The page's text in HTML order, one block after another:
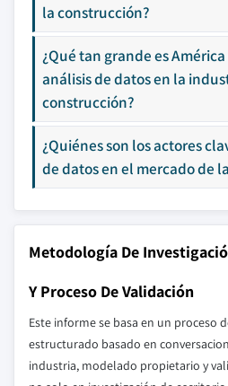
la construcción?
¿Qué tan grande es
análisis de datos en la
construcción?
¿Quiénes son los actores
de datos en el mercado de
Metodología De
Y Proceso De Validación
Este informe se basa en un proceso
estructurado basado en
industria, modelado propietario y